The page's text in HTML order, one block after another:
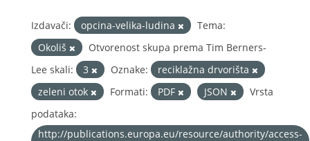
Izdavači: opcina-velika-ludina
Tema:
Okoliš
Otvorenost skupa prema Tim Berners-
Lee skali:
3 Oznake:
reciklažna drvorišta
zeleni otok
Formati: PDF JSON
Vrsta
podataka:
http://publications.europa.eu/resource/authority/access-